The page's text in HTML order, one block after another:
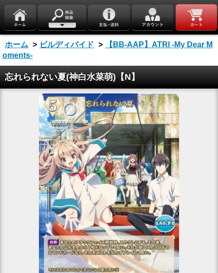
ホーム > ビルディバイド >
【BB-AAP】ATRI -My Dear M
oments-
忘れられない夏(神白水菜萌)【N】